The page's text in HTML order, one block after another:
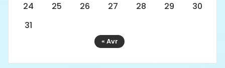
24
25 26 27 28 29
30
31
« Avr